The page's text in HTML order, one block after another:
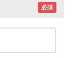
必須